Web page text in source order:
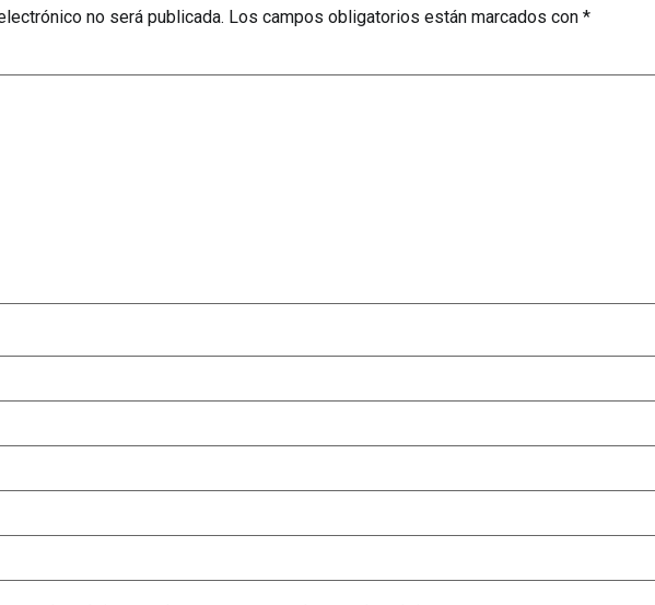
no será publicada. Los campos obligatorios están marcados con *